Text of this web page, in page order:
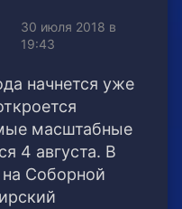
30 июля 2018 в
19:43
начнется уже
масштабные
4 августа. В
Соборной